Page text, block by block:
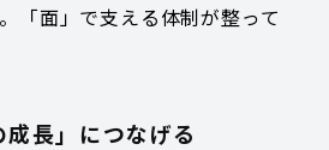
「面」で支える体制が整って
長」につなげる